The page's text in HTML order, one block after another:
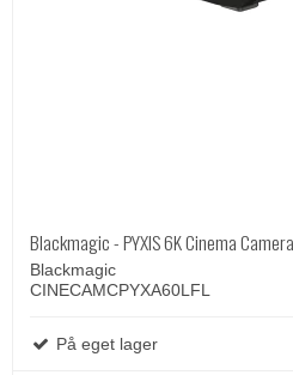
Blackmagic - PYXIS 6K Cinema
Blackmagic
CINECAMCPYXA60LFL
På eget lager